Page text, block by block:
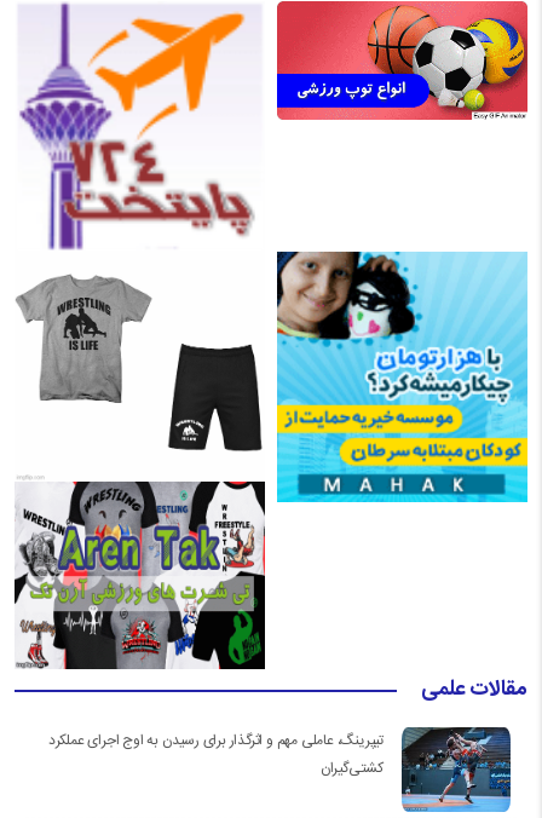
مقالات علمی
تیپرینگ، عاملی مهم و اثرگذار برای رسیدن به اوج اجرای عملکرد
کشتی‌گیران